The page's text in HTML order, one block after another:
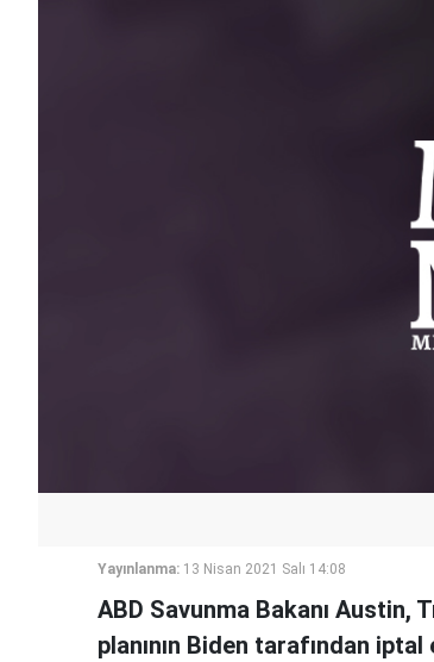
Yayınlanma: 13 Nisan 2021 Salı 14:08
ABD Savunma Bakanı Austin,
planının Biden tarafından